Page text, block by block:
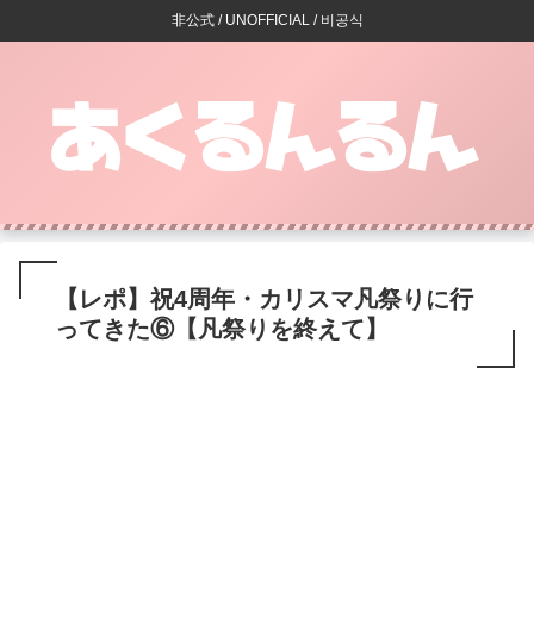
非公式 / UNOFFICIAL / 비공식
【レポ】祝4周年・カリスマ凡祭りに行
ってきた⑥【凡祭りを終えて】